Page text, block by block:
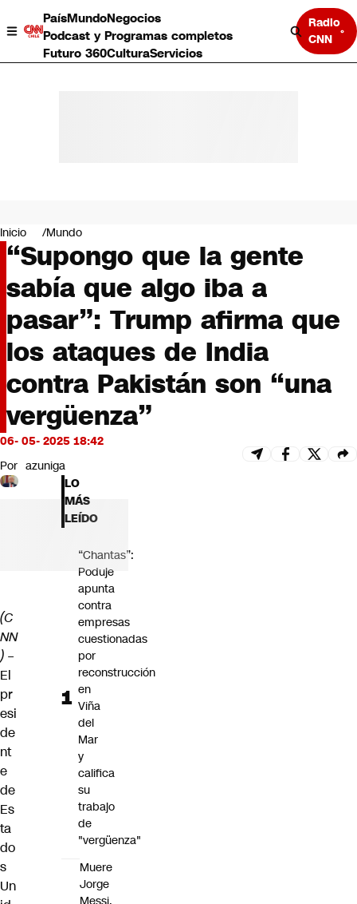
PaísMundoNegocios
Podcast y Programas completos
Futuro 360CulturaServicios
Radio
CNN
Negocios
Deportes
Programas completos
Cultura
Servicios
Bits
CNN tiempo
Futuro 360
Opinión
Inicio Mundo
“Supongo que la gente
sabía que algo iba a
pasar”: Trump afirma que
los ataques de India
contra Pakistán son “una
vergüenza”
06- 05- 2025 18:42
Por azuniga
(C
NN
) –
El
pr
esi
de
nt
e
de
Es
ta
do
s
Un
LO
MÁS
LEÍDO
“Chantas”:
Poduje
apunta
contra
empresas
cuestionadas
por
reconstrucción
en
Viña
del
Mar
y
califica
su
trabajo
de
"vergüenza"
Muere
Jorge
Messi,